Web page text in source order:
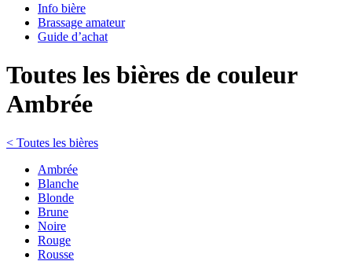
Info bière
Brassage amateur
Guide d’achat
Toutes les bières de couleur
Ambrée
< Toutes les bières
Ambrée
Blanche
Blonde
Brune
Noire
Rouge
Rousse